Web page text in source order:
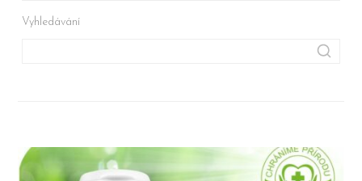
Vyhledávání